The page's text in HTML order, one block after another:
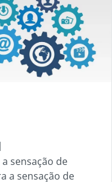
sensação de
a sensação de